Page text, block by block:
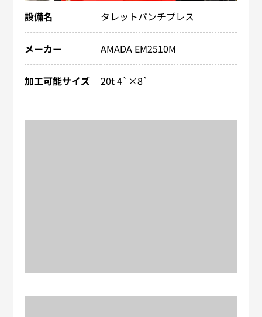
設備名 タレットパンチプレス
メーカー AMADA EM2510M
加工可能サイズ 20t 4`×8`